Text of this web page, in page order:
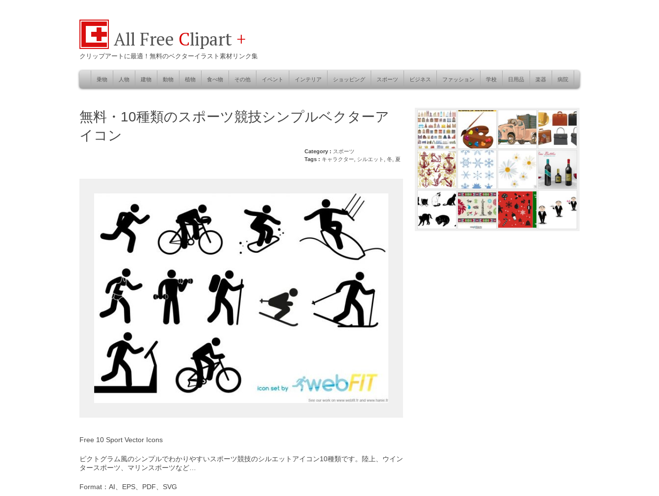
All Free Clipart +
クリップアートに最適！無料のベクターイラスト素材リンク集
Skip
content
乗物 人物 建物 動物 植物 食べ物 その他 イベント インテリア ショッピング スポーツ ビジネス ファッション 学校 日用品 楽器 病院
無料・10種類のスポーツ競技シンプルベクターア
イコン
Category : スポーツ
Tags : キャラクター シルエット 冬 夏
Free 10 Sport Vector Icons
ピクトグラム風のシンプルでわかりやすいスポーツ競技のシルエットアイコン10種類です。陸上、ウイン
タースポーツ、マリンスポーツなど…
Format：AI、EPS、PDF、SVG